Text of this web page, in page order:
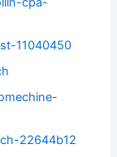
11040450
22644b12